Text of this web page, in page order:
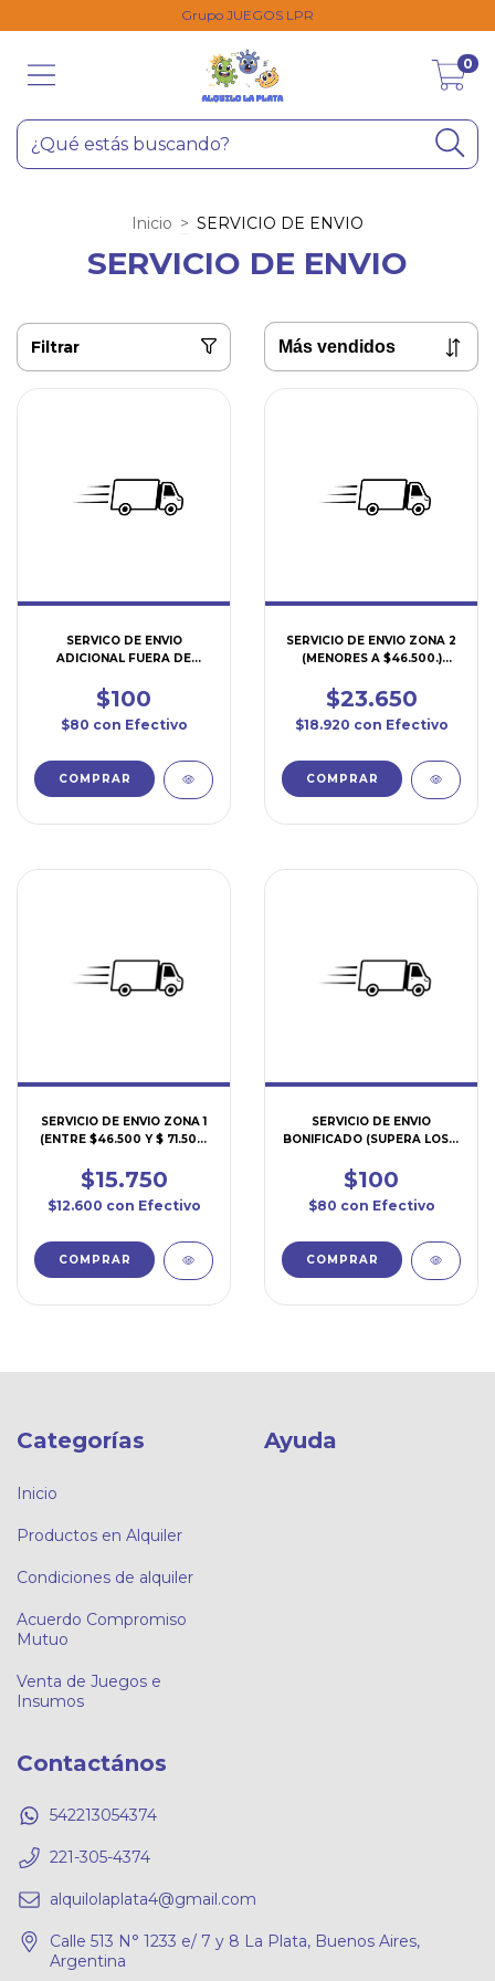
Grupo JUEGOS LPR
0
Inicio > SERVICIO DE ENVIO
SERVICIO DE ENVIO
Filtrar
SERVICO DE ENVIO
ADICIONAL FUERA DE
$100
$80 con Efectivo
SERVICIO DE ENVIO ZONA 2
(MENORES A $46.500.)
$23.650
$18.920 con Efectivo
SERVICIO DE ENVIO ZONA 1
(ENTRE $46.500 Y $ 71.500)
$15.750
$12.600 con Efectivo
SERVICIO DE ENVIO
BONIFICADO (SUPERA LOS $
$100
$80 con Efectivo
Categorías
Inicio
Productos en Alquiler
Condiciones de alquiler
Acuerdo Compromiso
Mutuo
Venta de Juegos e
Insumos
Ayuda
Contactános
542213054374
221-305-4374
alquilolaplata4@gmail.com
Calle 513 N° 1233 e/ 7 y 8 La Plata, Buenos Aires,
Argentina